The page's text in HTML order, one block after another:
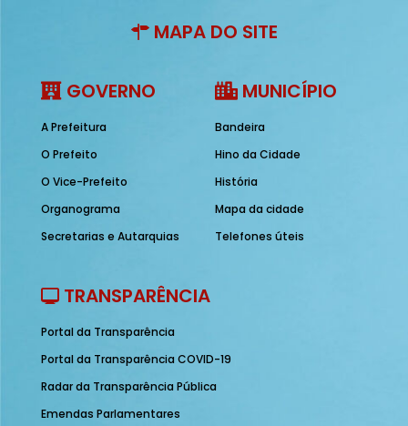
MAPA DO SITE
GOVERNO
A Prefeitura
O Prefeito
O Vice-Prefeito
Organograma
Secretarias e Autarquias
MUNICÍPIO
Bandeira
Hino da Cidade
História
Mapa da cidade
Telefones úteis
TRANSPARÊNCIA
Portal da Transparência
Portal da Transparência COVID-19
Radar da Transparência Pública
Emendas Parlamentares